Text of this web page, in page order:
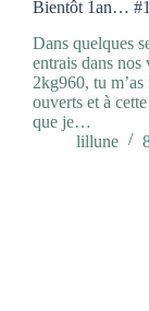
Bientôt 1an… #1
Dans quelques
entrais dans nos
2kg960, tu
ouverts et à
que je…
lillune